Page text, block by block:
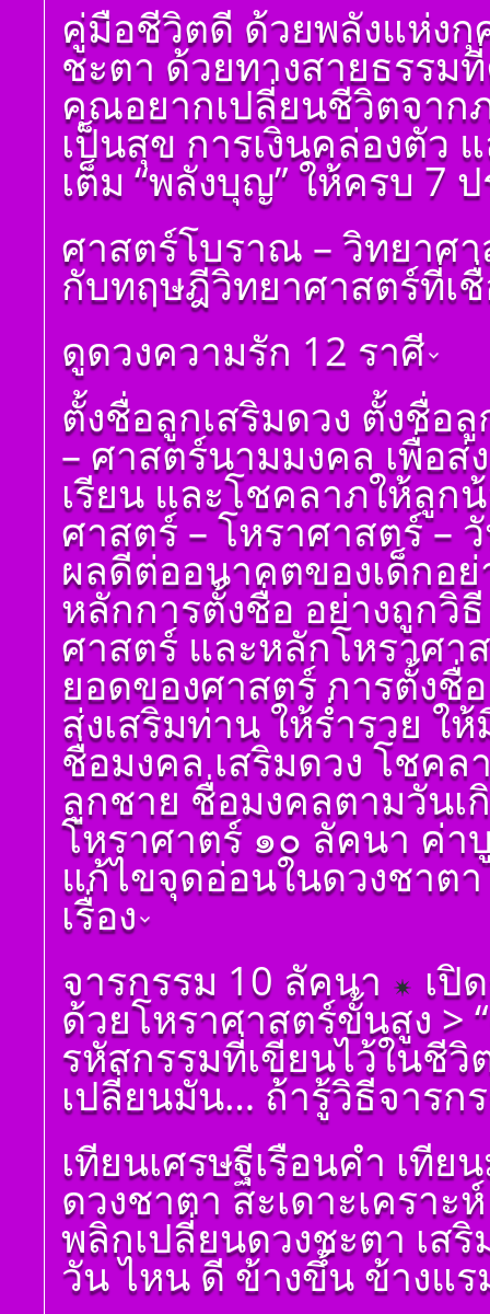
พูล(สีดิน) บทที่ ๒ พื้น
ฐาน
โ ห ร า ส า ด (ฉบับ
เรียนรู้โดยไม่ต้องถาม)
โดย สอ้าน นาคเพชร
พูล (สีดิน) บทที่ ๓
ดวงดาวและเลขหมาย
แทนดาว
โ ห ร า ส า ด (ฉบับ
เรียนรู้โดยไม่ต้องถาม)
โดย สอ้าน นาคเพชร
พูล (สีดิน) บทที่ ๔ ที่มา
ของดวง ๑๒ ราศีจักร
โ ห ร า ส า ด (ฉบับ
เรียนรู้โดยไม่ต้องถาม)
โดย สอ้าน นาคเพชร
พูล(สีดิน) บทที่ ๕
การนำเอาดวง ๘ ราศี
จักรมาเพื่อพยากรณ์
โ ห ร า ส า ด (ฉบับ
เรียนรู้โดยไม่ต้องถาม)
โดย สอ้าน นาคเพชร
พูล(สีดิน) บทที่ ๖ ดวง
ทักษา
โ ห ร า ส า ด (ฉบับ
เรียนรู้โดยไม่ต้องถาม)
โดย สอ้าน นาคเพชร
พูล(สีดิน) บทที่ ๗ ดวง
ราศีจักร
โ ห ร า ส า ด (ฉบับ
เรียนรู้โดยไม่ต้องถาม)
โดย สอ้าน นาคเพชร
พูล(สีดิน) บทที่ ๘ ดวง
เกษตร
โ ห ร า ส า ด (ฉบับ
เรียนรู้โดยไม่ต้องถาม)
โดย สอ้าน นาคเพชร
พูล(สีดิน) บทที่ ๙ ดวง
ปรเกษตร (หรือดวง
ประ)
โ ห ร า ส า ด (ฉบับ
เรียนรู้โดยไม่ต้องถาม)
โดย สอ้าน นาคเพชร
พูล(สีดิน) บทที่ ๑๐ ดวง
มหาอุจ
คู่มือชีวิตดี ด้วยพลังแห่งกุ
ชะตา ด้วยทางสายธรรม
คุณอยากเปลี่ยนชีวิตจา
เป็นสุข การเงินคล่องตัว
เต็ม “พลังบุญ” ให้ครบ 7
ศาสตร์โบราณ – วิทยาศ
กับทฤษฎีวิทยาศาสตร์ที่เ
ดูดวงความรัก 12 ราศี
ดูดวงราศีเมษ
ดูดวงราศีพฤษภ
ดูดวง ราศีเมถุน
ดูดวง ราศีกรกฎ
ดูดวง ราศีสิงห์
ดูดวง ราศีกันย์
ดูดวงราศีตุลย์
ดูดวง ราศีพิจิก
ดูดวง ราศีธนู
ดูดวง ราศีมังกร
ราศีมีน
ดูดวง ราศีกุมภ์
ตั้งชื่อลูกเสริมดวง ตั้งชื่อ
– ศาสตร์นามมงคล เพื่อส่
เรียน และโชคลาภให้ลูก
ศาสตร์ – โหราศาสตร์ –
ผลดีต่ออนาคตของเด็กอย่
หลักการตั้งชื่อ อย่างถูกวิ
ศาสตร์ และหลักโหราศา
ยอดของศาสตร์ การตั้งชื่
ส่งเสริมท่าน ให้ร่ำรวย ใ
ชื่อมงคล เสริมดวง โชคล
ลูกชาย ชื่อมงคลตามวัน
โหราศาตร์ ๑๐ ลัคนา ค่า
แก้ไขจุดอ่อนในดวงชาต
เรื่อง
ตั้งชื่อมงคลคนเกิดวัน
จันทร์ ตั้งชื่อดี เป็น
มงคล ชื่อมงคล ตั้งชื่อ
เลขศาสตร์ มหาทักษา
พลังดาวพระเคราะห์
ตั้งดวงถอดดาวด้วย
โหราศาตร์ ๑๐ ลัคนา
ออกมาเป็นจุดอ่อนจุด
แข็งแก้ไขข้อบกพร่อง
ในพื้นดวงชาตา
ตั้งชื่อมงคลคนเกิดวัน
อังคาร ตั้งชื่อดี เป็น
มงคล ชื่อมงคล ตั้งชื่อ
เลขศาสตร์ มหาทักษา
พลังดาวพระเคราะห์
ตั้งดวงถอดดาวด้วย
โหราศาตร์ ๑๐ ลัคนา
จารกรรม 10 ลัคนา เปิ
ด้วยโหราศาสตร์ขั้นสูง >
รหัสกรรมที่เขียนไว้ในชีวิ
เปลี่ยนมัน… ถ้ารู้วิธีจารก
เทียนเศรษฐีเรือนคำ เที
ดวงชาตา สะเดาะเครา
พลิกเปลี่ยนดวงชะตา เส
วัน ไหน ดี ข้างขึ้น ข้างแร